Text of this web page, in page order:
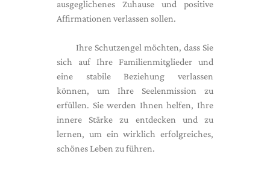
ausgeglichenes Zuhause und positive
Affirmationen verlassen sollen.
Ihre Schutzengel möchten, dass Sie
sich auf Ihre Familienmitglieder und
eine stabile Beziehung verlassen
können, um Ihre Seelenmission zu
erfüllen. Sie werden Ihnen helfen, Ihre
innere Stärke zu entdecken und zu
lernen, um ein wirklich erfolgreiches,
schönes Leben zu führen.